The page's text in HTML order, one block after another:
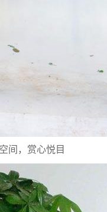
间，赏心悦目